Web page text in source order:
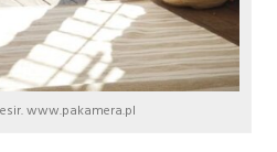
www.pakamera.pl